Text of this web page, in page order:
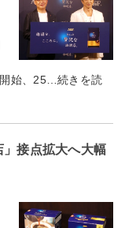
始、25…続きを読
接点拡大へ大幅